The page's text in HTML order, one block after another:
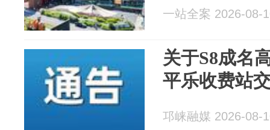
一站全案 2026-08-
关于S8成名
平乐收费站
邛崃融媒 2026-08-